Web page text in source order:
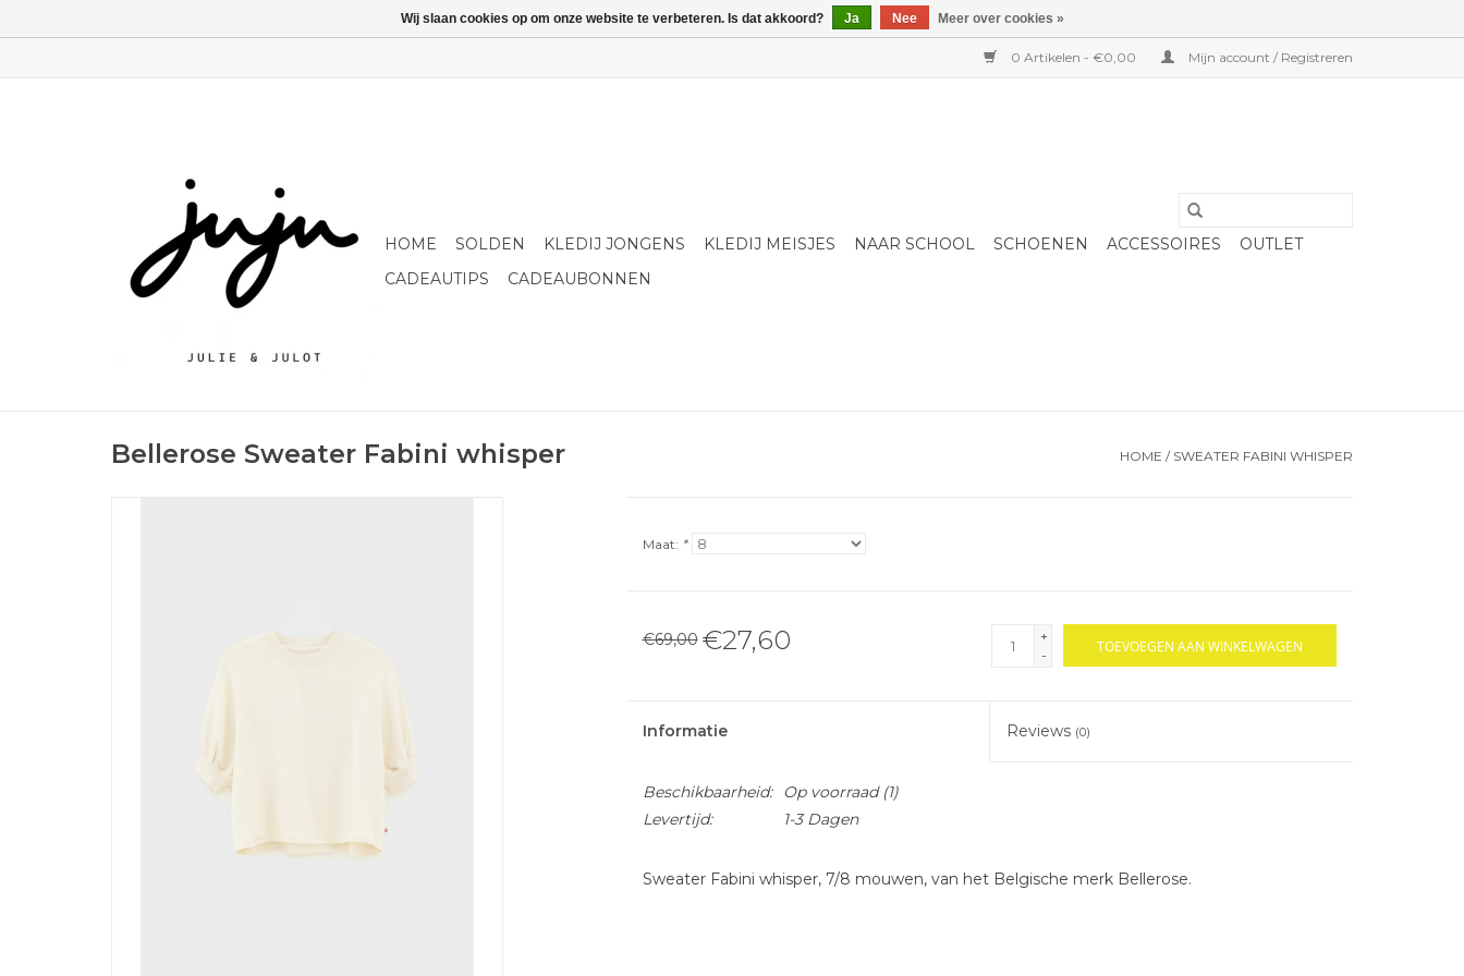
0 Artikelen - €0,00 Mijn account / Registreren
HOME SOLDEN KLEDIJ JONGENS KLEDIJ MEISJES NAAR SCHOOL SCHOENEN ACCESSOIRES
OUTLET
CADEAUTIPS
CADEAUBONNEN
Bellerose Sweater Fabini whisper HOME / SWEATER FABINI WHISPER
Maat: *
€69,00 €27,60
+
-
TOEVOEGEN AAN WINKELWAGEN
Informatie Reviews (0)
Beschikbaarheid: Op voorraad(1)
Levertijd:
1-3 Dagen
Sweater Fabini whisper, 7/8 mouwen, van het Belgische merk Bellerose.
Wij slaan cookies op om onze website te verbeteren. Is dat akkoord? Ja Nee Meer over cookies »